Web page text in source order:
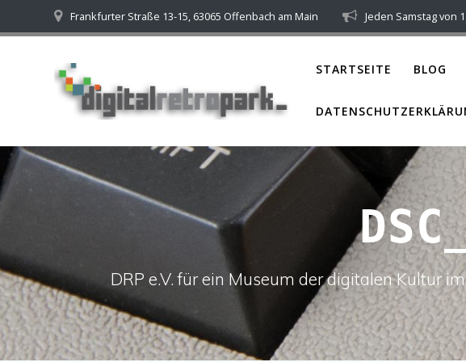
to
Frankfurter Straße 13-15, 63065 Offenbach am Main Jeden Samstag von
STARTSEITE BLOG
DRP e.V. für ein Museum der digitalen Kultur